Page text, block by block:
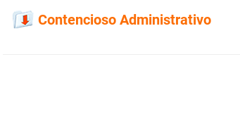
Contencioso Administrativo